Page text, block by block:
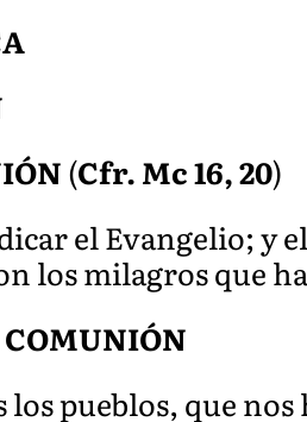
(Cfr. Mc 16, 20)
el Evangelio; y
los milagros que
COMUNIÓN
pueblos, que